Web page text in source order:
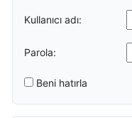
Kullanıcı adı:
Parola:
Beni hatırla